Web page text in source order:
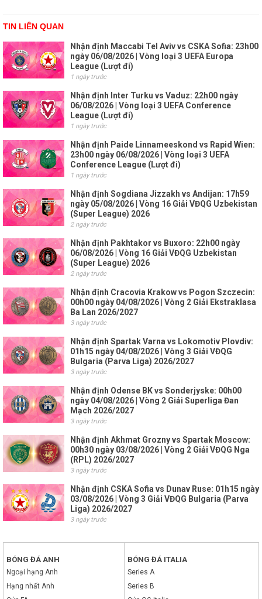
TIN LIÊN QUAN
Nhận định Maccabi Tel Aviv vs CSKA Sofia: 23h00
ngày 06/08/2026 | Vòng loại 3 UEFA Europa
League (Lượt đi)
1 ngày trước
Nhận định Inter Turku vs Vaduz: 22h00 ngày
06/08/2026 | Vòng loại 3 UEFA Conference
League (Lượt đi)
1 ngày trước
Nhận định Paide Linnameeskond vs Rapid Wien:
23h00 ngày 06/08/2026 | Vòng loại 3 UEFA
Conference League (Lượt đi)
1 ngày trước
Nhận định Sogdiana Jizzakh vs Andijan: 17h59
ngày 05/08/2026 | Vòng 16 Giải VĐQG Uzbekistan
(Super League) 2026
2 ngày trước
Nhận định Pakhtakor vs Buxoro: 22h00 ngày
06/08/2026 | Vòng 16 Giải VĐQG Uzbekistan
(Super League) 2026
2 ngày trước
Nhận định Cracovia Krakow vs Pogon Szczecin:
00h00 ngày 04/08/2026 | Vòng 2 Giải Ekstraklasa
Ba Lan 2026/2027
3 ngày trước
Nhận định Spartak Varna vs Lokomotiv Plovdiv:
01h15 ngày 04/08/2026 | Vòng 3 Giải VĐQG
Bulgaria (Parva Liga) 2026/2027
3 ngày trước
Nhận định Odense BK vs Sonderjyske: 00h00
ngày 04/08/2026 | Vòng 2 Giải Superliga Đan
Mạch 2026/2027
3 ngày trước
Nhận định Akhmat Grozny vs Spartak Moscow:
00h30 ngày 03/08/2026 | Vòng 2 Giải VĐQG Nga
(RPL) 2026/2027
3 ngày trước
Nhận định CSKA Sofia vs Dunav Ruse: 01h15 ngày
03/08/2026 | Vòng 3 Giải VĐQG Bulgaria (Parva
Liga) 2026/2027
3 ngày trước
BÓNG ĐÁ ANH
Ngoại hạng Anh
Hạng nhất Anh
BÓNG ĐÁ ITALIA
Series A
Series B